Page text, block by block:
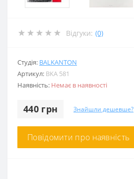
Відгуки: (0)
Студія: BALKANTON
Артикул: BKA 581
Наявність: Немає в наявності
440 грн Знайшли дешевше?
Повідомити про наявність